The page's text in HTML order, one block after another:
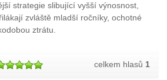
strategie slibující vyšší výnosnost,
zvláště mladší ročníky, ochotné
ztrátu.
celkem hlasů 1